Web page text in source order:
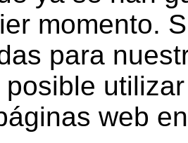
momento.
para
web